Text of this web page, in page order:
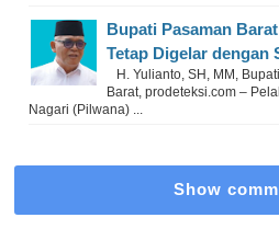
Bupati Pasaman
Tetap Digelar dengan
H. Yulianto, SH, MM,
Barat, prodeteksi.com –
Nagari (Pilwana) ...
Show